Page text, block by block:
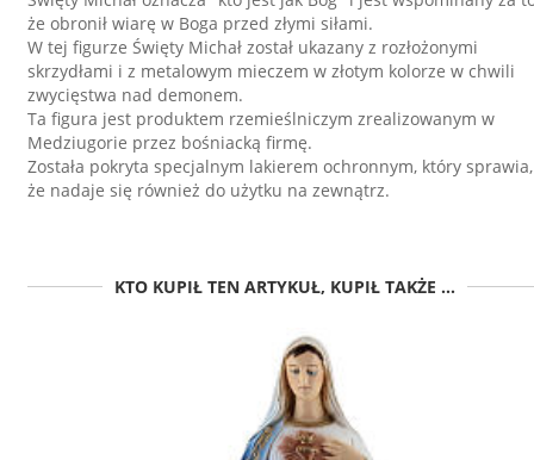
że obronił wiarę w Boga przed złymi siłami.
W tej figurze Święty Michał został ukazany z rozłożonymi
skrzydłami i z metalowym mieczem w złotym kolorze w chwili
zwycięstwa nad demonem.
Ta figura jest produktem rzemieślniczym zrealizowanym w
Medziugorie przez bośniacką firmę.
Została pokryta specjalnym lakierem ochronnym, który sprawia,
że nadaje się również do użytku na zewnątrz.
KTO KUPIŁ TEN ARTYKUŁ, KUPIŁ TAKŻE ...